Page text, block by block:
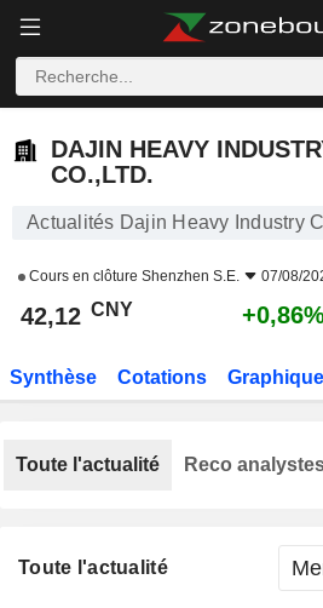
DAJIN HEAVY
CO.,LTD.
Actualités Dajin Heavy Industry
Cours en clôture Shenzhen S.E. 07/08/
42,12 CNY
Synthèse Cotations
Toute l'actualité
Toute l'actualité Reco